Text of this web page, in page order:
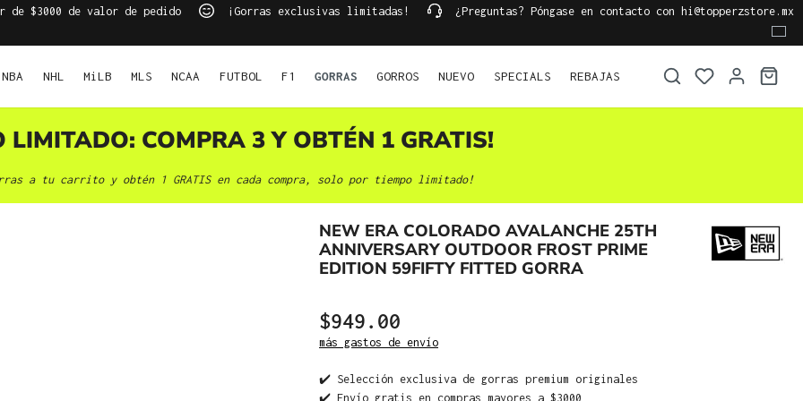
$3000 de valor de pedido ¡Gorras exclusivas limitadas! ¿Preguntas? Póngase en contacto con hi@topperzstore.mx
NBA NHL MiLB MLS NCAA FUTBOL F1 GORRAS GORROS NUEVO SPECIALS REBAJAS
LIMITADO: COMPRA 3 Y OBTÉN 1 GRATIS!
a tu carrito y obtén 1 GRATIS en cada compra, solo por tiempo limitado!
NEW ERA COLORADO AVALANCHE 25TH
ANNIVERSARY OUTDOOR FROST PRIME
EDITION 59FIFTY FITTED GORRA
$949.00
más gastos de envío
✔️ Selección exclusiva de gorras premium originales
✔️ Envío gratis en compras mayores a $3000